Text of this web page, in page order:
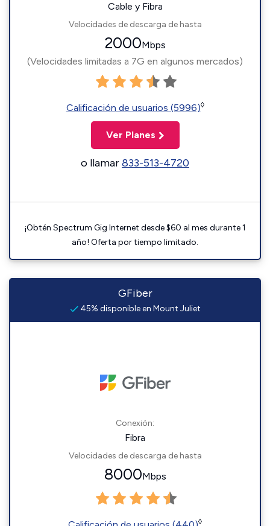
Cable y Fibra
Velocidades de descarga de hasta
2000Mbps
(Velocidades limitadas a 7G en algunos mercados)
Calificación de usuarios (5996)◊
Ver Planes
o llamar833-513-4720
¡Obtén Spectrum Gig Internet desde $60 al mes durante 1
año! Oferta por tiempo limitado.
GFiber
45% disponible en Mount Juliet
Conexión:
Fibra
Velocidades de descarga de hasta
8000Mbps
◊